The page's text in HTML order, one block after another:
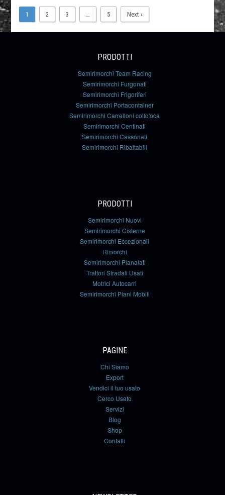
1 2 3 5 Next ›
PRODOTTI
Semirimorchi Team Racing
Semirimorchi Furgonati
Semirimorchi Frigoriferi
Semirimorchi Portacontainer
Semirimorchi Carrelloni collo'oca
Semirimorchi Centinati
Semirimorchi Cassonati
Semirimorchi Ribaltabili
PRODOTTI
Semirimorchi Nuovi
Semirimorchi Cisterne
Semirimorchi Eccezionali
Rimorchi
Semirimorchi Pianalati
Trattori Stradali Usati
Motrici Autocarri
Semirimorchi Piani Mobili
PAGINE
Chi Siamo
Export
Vendici il tuo usato
Cerco Usato
Servizi
Blog
Shop
Contatti